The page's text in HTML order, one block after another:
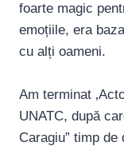
foarte magic
emoțiile, era
cu alți oameni.
Am terminat
UNATC, după
Caragiu” timp